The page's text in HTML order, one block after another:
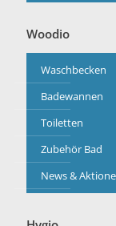
Woodio
Waschbecken
Badewannen
Toiletten
Zubehör Bad
News &